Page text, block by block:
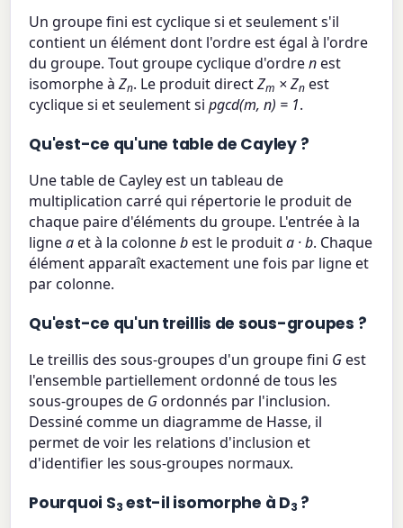
Un groupe fini est cyclique si et seulement s'il
contient un élément dont l'ordre est égal à l'ordre
du groupe. Tout groupe cyclique d'ordrenest
isomorphe àZn. Le produit directZm × Zn est
cyclique si et seulement sipgcd(m, n) = 1.
Qu'est-ce qu'une table de Cayley ?
Une table de Cayley est un tableau de
multiplication carré qui répertorie le produit de
chaque paire d'éléments du groupe. L'entrée à la
ligneaet à la colonnebest le produita · b. Chaque
élément apparaît exactement une fois par ligne et
par colonne.
Qu'est-ce qu'un treillis de sous-groupes ?
Le treillis des sous-groupes d'un groupe fini Gest
l'ensemble partiellement ordonné de tous les
sous-groupes de Gordonnés par l'inclusion.
Dessiné comme un diagramme de Hasse, il
permet de voir les relations d'inclusion et
d'identifier les sous-groupes normaux.
Pourquoi S3 est-il isomorphe à D3 ?